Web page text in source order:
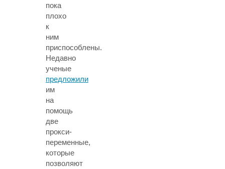
пока
плохо
к
ним
приспособлены.
Недавно
ученые
предложили
им
на
помощь
две
прокси-
переменные,
которые
позволяют